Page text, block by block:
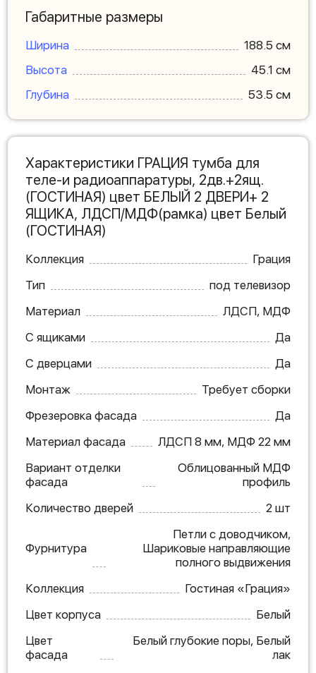
Габаритные размеры
Ширина
188.5 см
Высота
45.1 см
Глубина
53.5 см
Характеристики ГРАЦИЯ тумба для
теле-и радиоаппаратуры, 2дв.+2ящ.
(ГОСТИНАЯ) цвет БЕЛЫЙ 2 ДВЕРИ+ 2
ЯЩИКА, ЛДСП/МДФ(рамка) цвет Белый
(ГОСТИНАЯ)
Коллекция
Грация
Тип
под телевизор
Материал
ЛДСП, МДФ
С ящиками
Да
С дверцами
Да
Монтаж
Требует сборки
Фрезеровка фасада
Да
Материал фасада
ЛДСП 8 мм, МДФ 22 мм
Вариант отделки
фасада
Облицованный МДФ
профиль
Количество дверей
2 шт
Фурнитура
Петли с доводчиком,
Шариковые направляющие
полного выдвижения
Коллекция
Гостиная «Грация»
Цвет корпуса
Белый
Цвет
фасада
Белый глубокие поры, Белый
лак